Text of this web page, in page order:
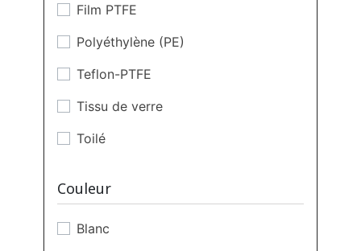
Film PTFE
Polyéthylène (PE)
Teflon-PTFE
Tissu de verre
Toilé
Couleur
Blanc